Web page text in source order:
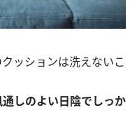
ッションは洗えないこ
通しのよい日陰でしっか